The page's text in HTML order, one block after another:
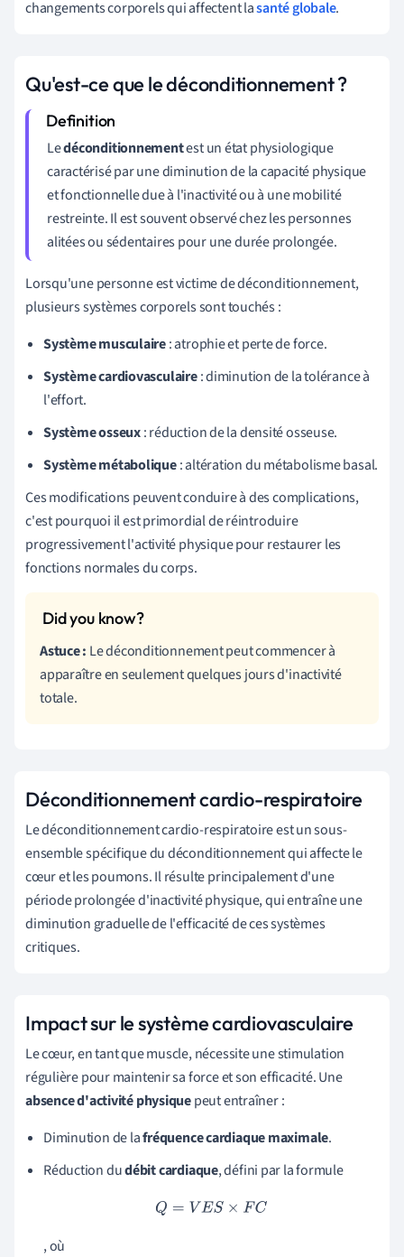
changements corporels qui affectent lasanté globale.
Qu'est-ce que le déconditionnement ?
Ledéconditionnementest un état physiologique
caractérisé par une diminution de la capacité physique
et fonctionnelle due à l'inactivité ou à une mobilité
restreinte. Il est souvent observé chez les personnes
alitées ou sédentaires pour une durée prolongée.
Lorsqu'une personne est victime de déconditionnement,
plusieurs systèmes corporels sont touchés :
Système musculaire: atrophie et perte de force.
Système cardiovasculaire: diminution de la tolérance à
l'effort.
Système osseux: réduction de la densité osseuse.
Système métabolique: altération du métabolisme basal.
Ces modifications peuvent conduire à des complications,
c'est pourquoi il est primordial de réintroduire
progressivement l'activité physique pour restaurer les
fonctions normales du corps.
Astuce : Le déconditionnement peut commencer à
apparaître en seulement quelques jours d'inactivité
totale.
Déconditionnement cardio-respiratoire
Le déconditionnement cardio-respiratoire est un sous-
ensemble spécifique du déconditionnement qui affecte le
cœur et les poumons. Il résulte principalement d'une
période prolongée d'inactivité physique, qui entraîne une
diminution graduelle de l'efficacité de ces systèmes
critiques.
Impact sur le système cardiovasculaire
Le cœur, en tant que muscle, nécessite une stimulation
régulière pour maintenir sa force et son efficacité. Une
absence d'activité physiquepeut entraîner :
Diminution de lafréquence cardiaque maximale.
Réduction dudébit cardiaque, défini par la formule
Q=VES× FC
, où